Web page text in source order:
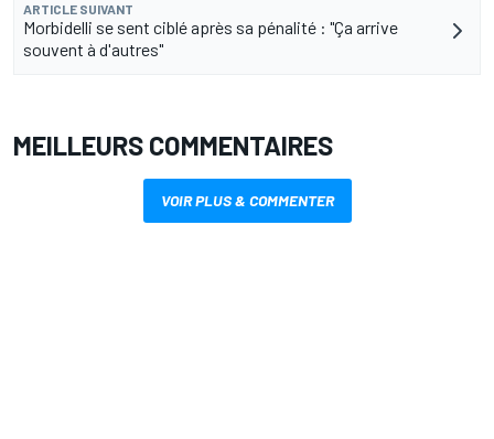
ARTICLE SUIVANT
Morbidelli se sent ciblé après sa pénalité : "Ça arrive
souvent à d'autres"
MEILLEURS COMMENTAIRES
VOIR PLUS & COMMENTER